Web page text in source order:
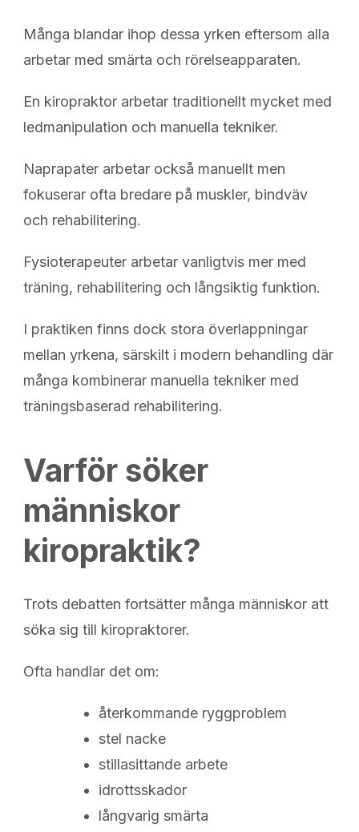
Många blandar ihop dessa yrken eftersom alla
arbetar med smärta och rörelseapparaten.
En kiropraktor arbetar traditionellt mycket med
ledmanipulation och manuella tekniker.
Naprapater arbetar också manuellt men
fokuserar ofta bredare på muskler, bindväv
och rehabilitering.
Fysioterapeuter arbetar vanligtvis mer med
träning, rehabilitering och långsiktig funktion.
I praktiken finns dock stora överlappningar
mellan yrkena, särskilt i modern behandling där
många kombinerar manuella tekniker med
träningsbaserad rehabilitering.
Varför söker
människor
kiropraktik?
Trots debatten fortsätter många människor att
söka sig till kiropraktorer.
Ofta handlar det om:
återkommande ryggproblem
stel nacke
stillasittande arbete
idrottsskador
långvarig smärta